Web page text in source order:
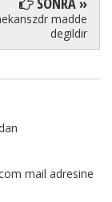
madde
degildir
mail adresine